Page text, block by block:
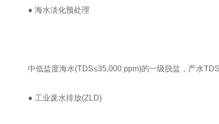
● ​​海水淡化预处理​​
中低盐度海水(TDS≤35,000 ppm)的一级脱盐，产水
​​● 工业废水排放(ZLD)​​